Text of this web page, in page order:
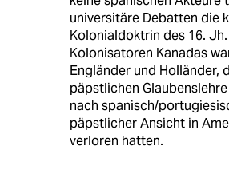
universitäre Debatten die
Kolonialdoktrin des 16.
Kolonisatoren Kanadas
Engländer und Holländer,
päpstlichen
nach spanisch/
päpstlicher Ansicht in
verloren hatten.